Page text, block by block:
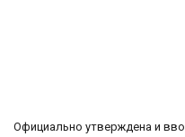
Официально утверждена и